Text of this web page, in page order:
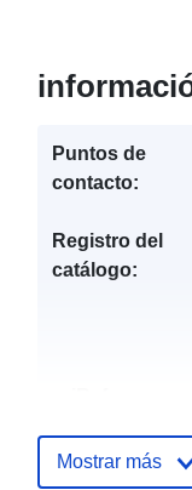
Puntos de
contacto:
Registro del
catálogo:
Mostrar más